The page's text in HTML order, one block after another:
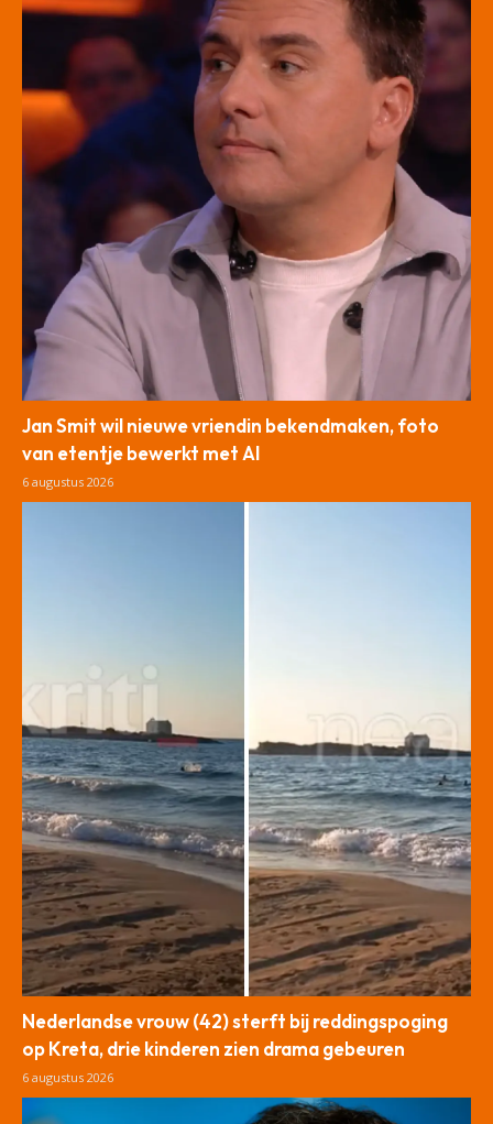
Jan Smit wil nieuwe vriendin bekendmaken, foto
van etentje bewerkt met AI
6 augustus 2026
Nederlandse vrouw (42) sterft bij reddingspoging
op Kreta, drie kinderen zien drama gebeuren
6 augustus 2026